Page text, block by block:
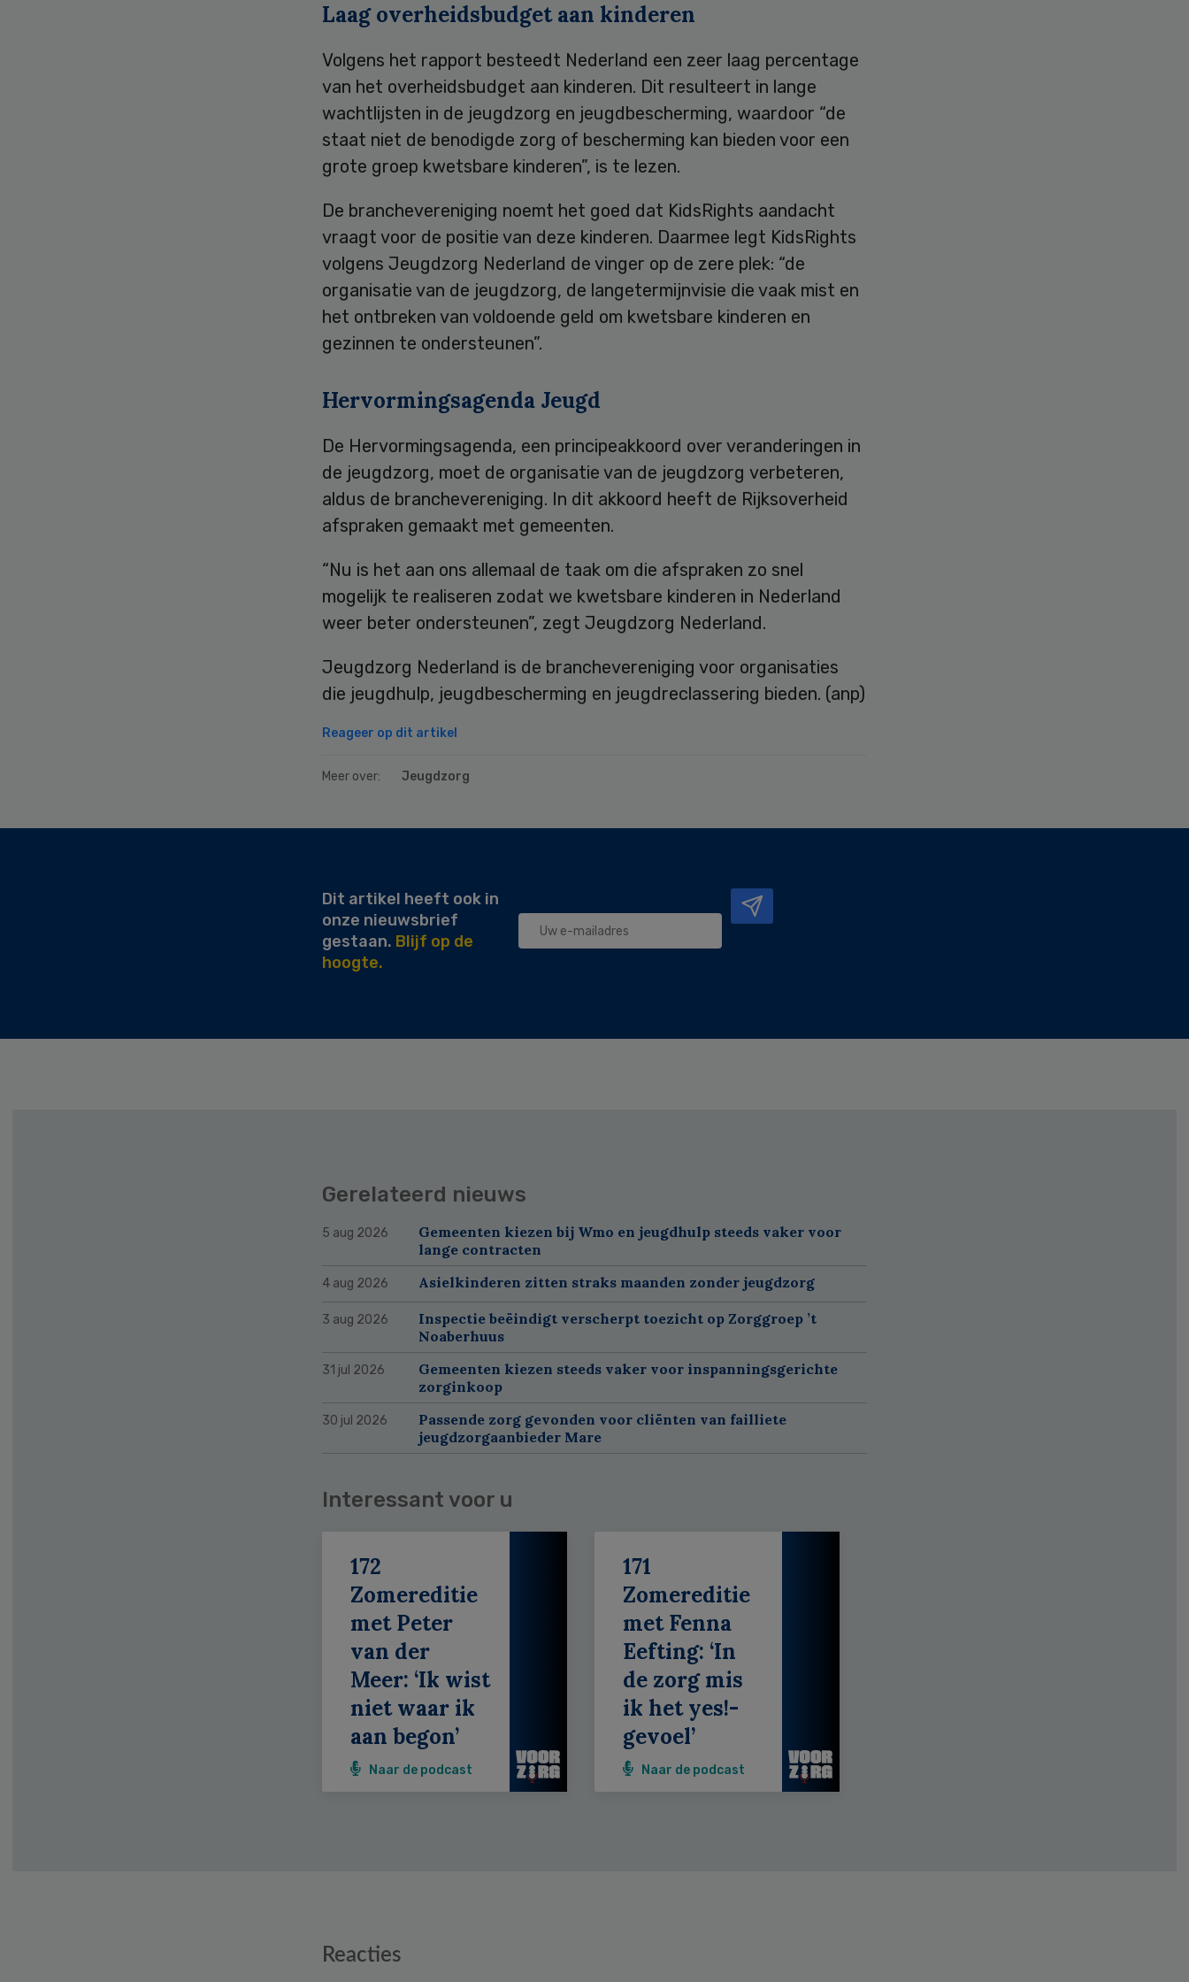
Laag overheidsbudget aan kinderen
Volgens het rapport besteedt Nederland een zeer laag percentage
van het overheidsbudget aan kinderen. Dit resulteert in lange
wachtlijsten in de jeugdzorg en jeugdbescherming, waardoor “de
staat niet de benodigde zorg of bescherming kan bieden voor een
grote groep kwetsbare kinderen”, is te lezen.
De branchevereniging noemt het goed dat KidsRights aandacht
vraagt voor de positie van deze kinderen. Daarmee legt KidsRights
volgens Jeugdzorg Nederland de vinger op de zere plek: “de
organisatie van de jeugdzorg, de langetermijnvisie die vaak mist en
het ontbreken van voldoende geld om kwetsbare kinderen en
gezinnen te ondersteunen”.
Hervormingsagenda Jeugd
De Hervormingsagenda, een principeakkoord over veranderingen in
de jeugdzorg, moet de organisatie van de jeugdzorg verbeteren,
aldus de branchevereniging. In dit akkoord heeft de Rijksoverheid
afspraken gemaakt met gemeenten.
“Nu is het aan ons allemaal de taak om die afspraken zo snel
mogelijk te realiseren zodat we kwetsbare kinderen in Nederland
weer beter ondersteunen”, zegt Jeugdzorg Nederland.
Jeugdzorg Nederland is de branchevereniging voor organisaties
die jeugdhulp, jeugdbescherming en jeugdreclassering bieden. (anp)
Reageer op dit artikel
Meer over: Jeugdzorg
Dit artikel heeft ook in
onze nieuwsbrief
gestaan. Blijf op de
hoogte.
Gerelateerd nieuws
5 aug 2026
Gemeenten kiezen bij Wmo en jeugdhulp steeds vaker voor
lange contracten
4 aug 2026 Asielkinderen zitten straks maanden zonder jeugdzorg
3 aug 2026
Inspectie beëindigt verscherpt toezicht op Zorggroep ’t
Noaberhuus
31 jul 2026
Gemeenten kiezen steeds vaker voor inspanningsgerichte
zorginkoop
30 jul 2026
Passende zorg gevonden voor cliënten van failliete
jeugdzorgaanbieder Mare
Interessant voor u
172
Zomereditie
met Peter
van der
Meer: ‘Ik wist
niet waar ik
aan begon’
Naar de podcast
171
Zomereditie
met Fenna
Eefting: ‘In
de zorg mis
ik het yes!-
gevoel’
Naar de podcast
Reacties